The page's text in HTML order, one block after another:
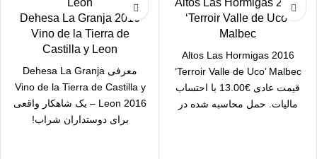
2016 Altos Las Hormigas
‘Terroir Valle de Uco’
Malbec
2016 Altos Las Hormigas
‘Terroir Valle de Uco’ Malbec
قیمت عادی €13.00 با احتساب
مالیات. حمل محاسبه شده در
2016 Dehesa La Granja
Vino de la Tierra de
Castilla y Leon
معرفی Dehesa La Granja
Vino de la Tierra de Castilla y
Leon 2016 – یک شاهکار واقعی
برای دوستداران شراب!